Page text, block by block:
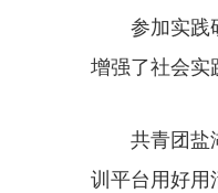
参加实践
增强了社会实
共青团盐
训平台用好用